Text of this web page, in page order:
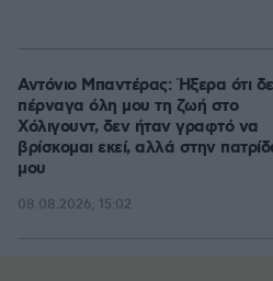
Αντόνιο Μπαντέρας: Ήξερα ότι
πέρναγα όλη μου τη ζωή στο
Χόλιγουντ, δεν ήταν γραφτό να
βρίσκομαι εκεί, αλλά στην
μου
08.08.2026, 15:02